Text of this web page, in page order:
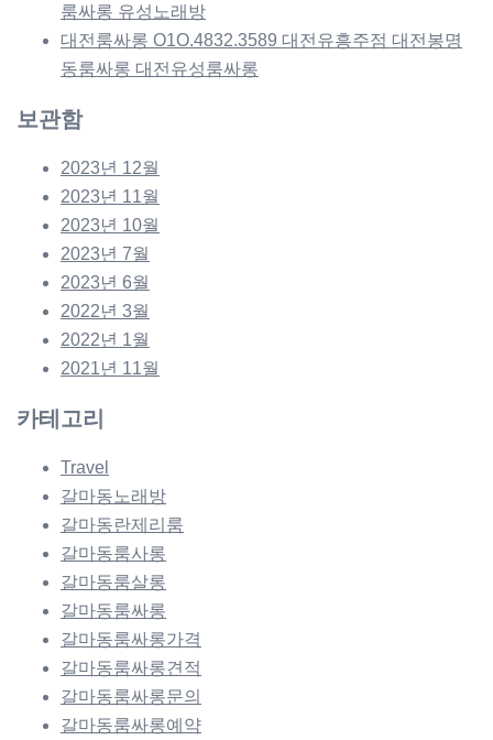
룸싸롱 유성노래방
대전룸싸롱 O1O.4832.3589 대전유흥주점 대전봉명
동룸싸롱 대전유성룸싸롱
보관함
2023년 12월
2023년 11월
2023년 10월
2023년 7월
2023년 6월
2022년 3월
2022년 1월
2021년 11월
카테고리
Travel
갈마동노래방
갈마동란제리룸
갈마동룸사롱
갈마동룸살롱
갈마동룸싸롱
갈마동룸싸롱가격
갈마동룸싸롱견적
갈마동룸싸롱문의
갈마동룸싸롱예약